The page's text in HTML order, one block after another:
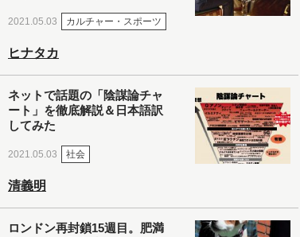
2021.05.03 カルチャー・スポーツ
ヒナタカ
ネットで話題の「陰謀論チャ
ート」を徹底解説＆日本語訳
してみた
2021.05.03 社会
清義明
ロンドン再封鎖15週目。肥満